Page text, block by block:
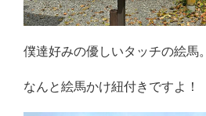
僕達好みの優しいタッチの絵馬。
なんと絵馬かけ紐付きですよ！